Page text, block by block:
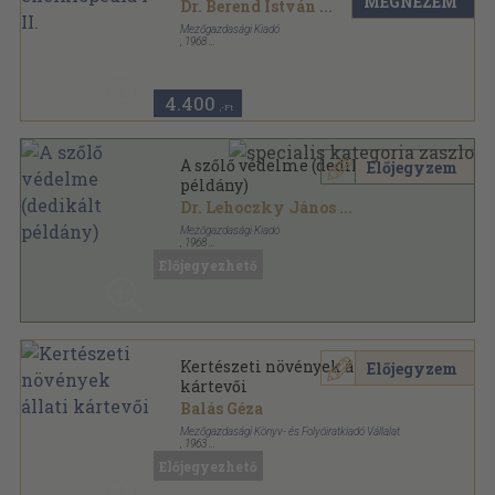
Dr. Berend István ...
Mezőgazdasági Kiadó
1968
4.400 ,-Ft
A szőlő védelme (dedikált
példány)
Dr. Lehoczky János ...
Mezőgazdasági Kiadó
1968
Előjegyzem
Kertészeti növények állati
kártevői
Balás Géza
Mezőgazdasági Könyv- és Folyóiratkiadó Vállalat
1963
Előjegyzem